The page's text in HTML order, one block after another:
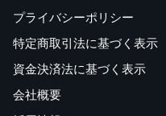
プライバシーポリシー
特定商取引法に基づく表示
資金決済法に基づく表示
会社概要